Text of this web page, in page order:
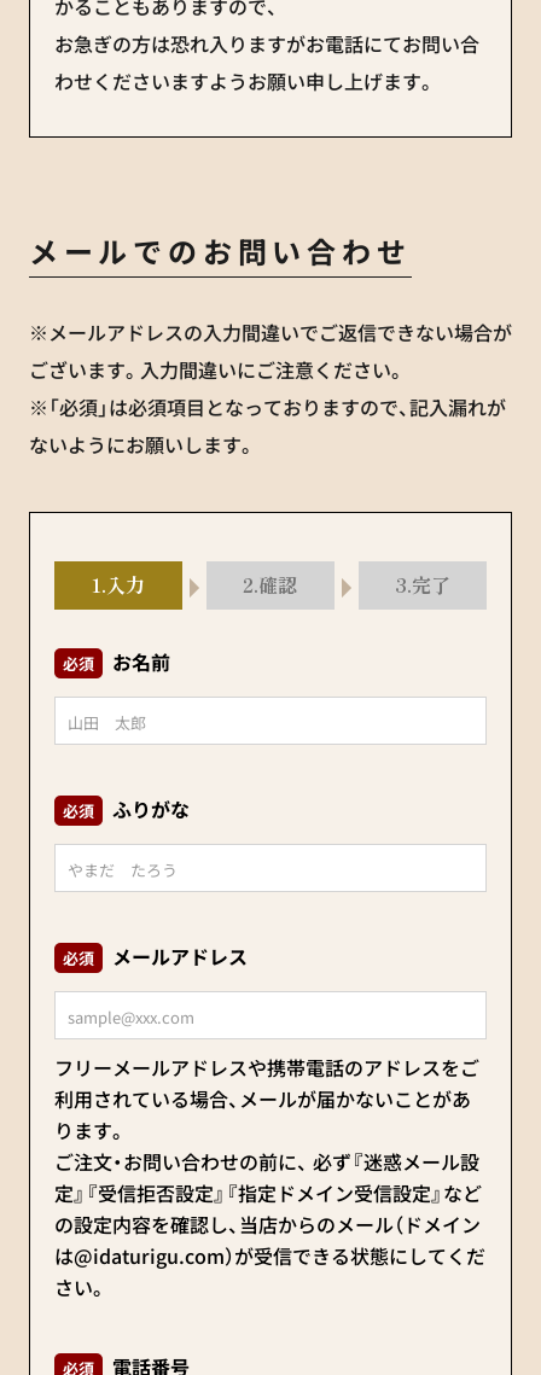
お急ぎの方は恐れ入りますがお電話にてお問い合
わせくださいますようお願い申し上げます。
メールでのお問い合わせ
※メールアドレスの入力間違いでご返信できない場合が
ございます。入力間違いにご注意ください。
※「必須」は必須項目となっておりますので、記入漏れが
ないようにお願いします。
1.入力 2.確認 3.完了
必須 お名前
必須 ふりがな
必須 メールアドレス
フリーメールアドレスや携帯電話のアドレスをご
利用されている場合、メールが届かないことがあ
ります。
ご注文・お問い合わせの前に、 必ず『迷惑メール設
定』『受信拒否設定』『指定ドメイン受信設定』など
の設定内容を確認し、 当店からのメール（ドメイン
は@idaturigu.com）が受信できる状態にしてくだ
さい。
必須 電話番号